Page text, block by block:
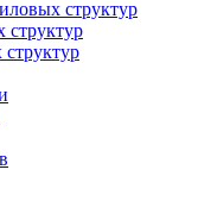
структур
структур